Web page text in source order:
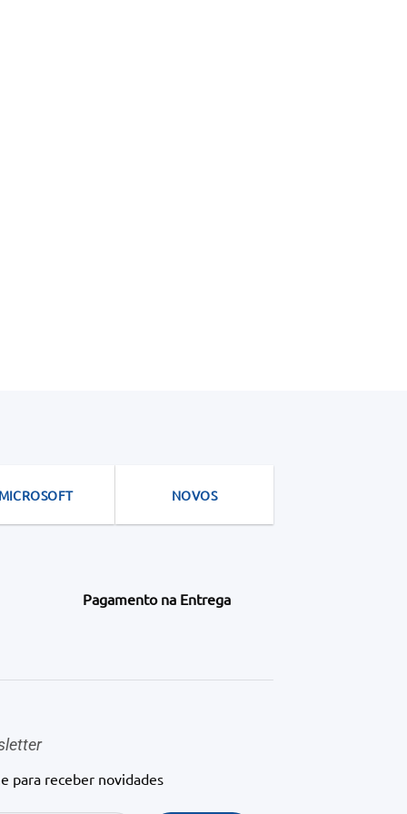
MICROSOFT NOVOS
Pagamento na Entrega
para receber novidades